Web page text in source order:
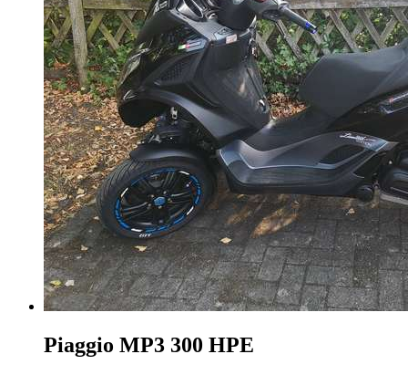
Piaggio MP3 300 HPE